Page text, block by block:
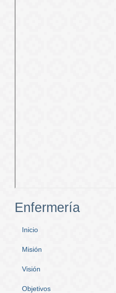
Enfermería
Inicio
Misión
Visión
Objetivos